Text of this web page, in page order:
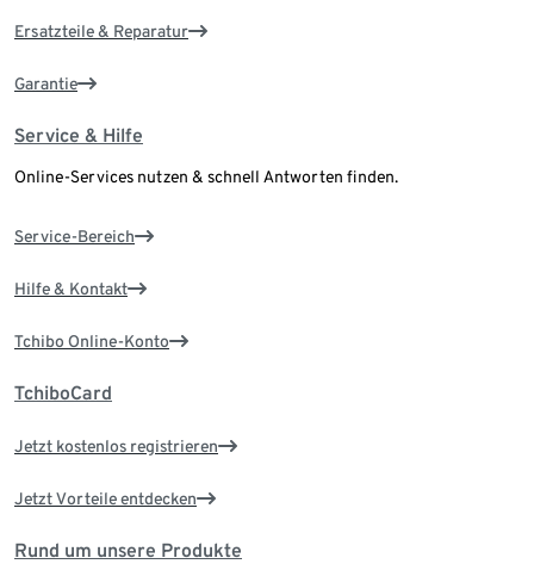
Ersatzteile & Reparatur
Garantie
Service & Hilfe
Online-Services nutzen & schnell Antworten finden.
Service-Bereich
Hilfe & Kontakt
Tchibo Online-Konto
TchiboCard
Jetzt kostenlos registrieren
Jetzt Vorteile entdecken
Rund um unsere Produkte